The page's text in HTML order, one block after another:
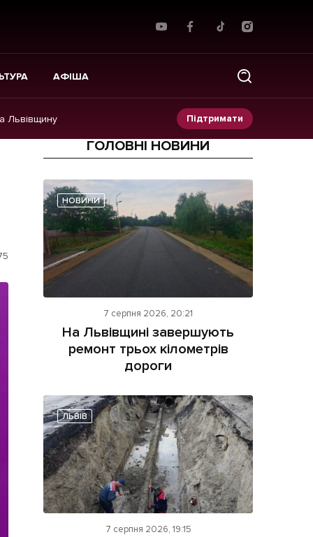
АФІША
Львівщину Підтримати
Прес-релізи
Фото/Відео
Made in Lviv
на сайті
ГОЛОВНІ НОВИНИ
НОВИНИ
7 серпня 2026, 20:21
На Львівщині завершують
ремонт трьох кілометрів
дороги
ЛЬВІВ
7 серпня 2026, 19:15